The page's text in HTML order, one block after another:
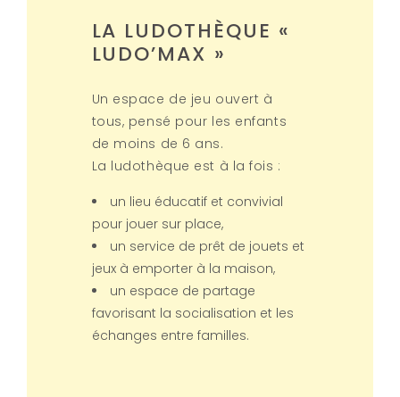
Route de la Sainte-Baume,
Nans-les-Pins, Brignoles, Var,
Metropolitan France, 83860,
France
7h30-18h30
04 94 80 08 53 / 06 89 33 53
65
leisesteleto@maisonenfance.fr
En savoir plus
LA LUDOTHÈQUE «
LUDO’MAX »
Un espace de jeu ouvert à
tous, pensé pour les enfants
de moins de 6 ans.
La ludothèque est à la fois :
un lieu éducatif et convivial
pour jouer sur place,
un service de prêt de jouets et
jeux à emporter à la maison,
un espace de partage
favorisant la socialisation et les
échanges entre familles.